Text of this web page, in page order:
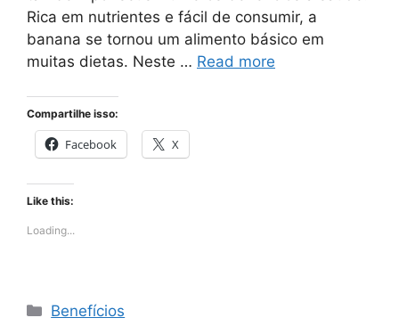
Rica em nutrientes e fácil de consumir, a
banana se tornou um alimento básico em
muitas dietas. Neste … Read more
Compartilhe isso:
Facebook X
Like this:
Loading...
Categories
Benefícios